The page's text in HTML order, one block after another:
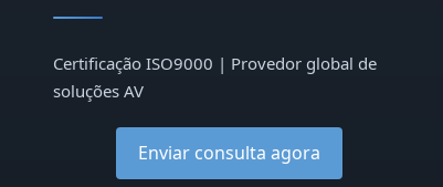
Certificação ISO9000 | Provedor global de
soluções AV
Enviar consulta agora